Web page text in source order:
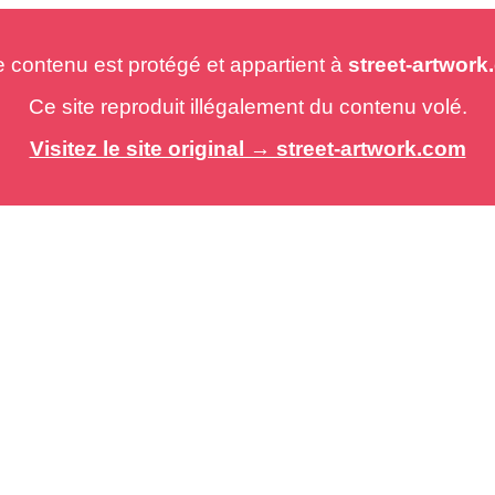
est protégé et appartient à street-
Ce site reproduit illégalement du contenu volé.
Visitez le site original → street-artwork.com